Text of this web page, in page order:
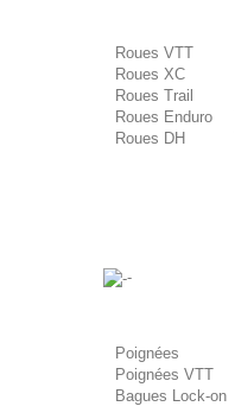
Roues VTT
Roues XC
Roues Trail
Roues Enduro
Roues DH
-
Poignées
Poignées VTT
Bagues Lock-on